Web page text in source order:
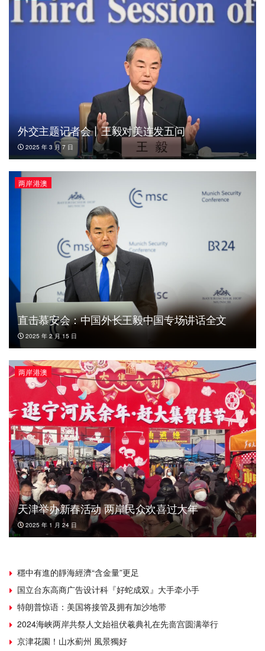
外交主题记者会丨王毅对美连发五问
2025 年 3 月 7 日
两岸港澳
直击慕安会：中国外长王毅中国专场讲话全文
2025 年 2 月 15 日
两岸港澳
天津举办新春活动 两岸民众欢喜过大年
2025 年 1 月 24 日
穩中有進的靜海經濟“含金量”更足
国立台东高商广告设计科『好蛇成双』大手牵小手
特朗普惊语：美国将接管及拥有加沙地带
2024海峡两岸共祭人文始祖伏羲典礼在先啬宫圆满举行
京津花園！山水薊州 風景獨好